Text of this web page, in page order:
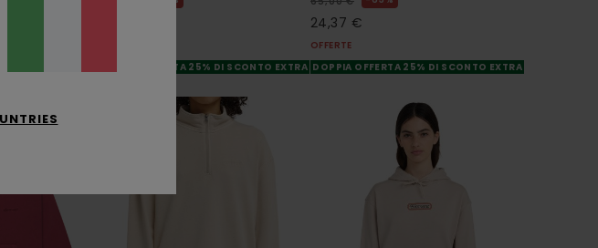
DOPPIA OFFERTA 25% DI SCONTO EXTRA
24,37 €
OFFERTE
DOPPIA OFFERTA 25% DI SCONTO EXTRA